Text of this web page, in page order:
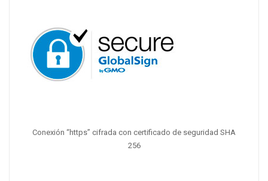
Conexión “https” cifrada con certificado de seguridad SHA
256